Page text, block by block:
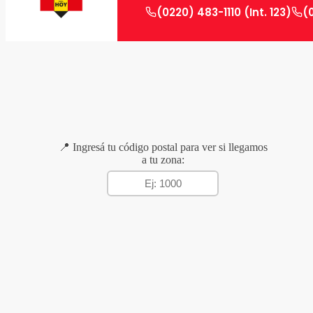
(0220) 483-1110 (Int. 123)
📍 Ingresá tu código postal para ver si llegamos
a tu zona: